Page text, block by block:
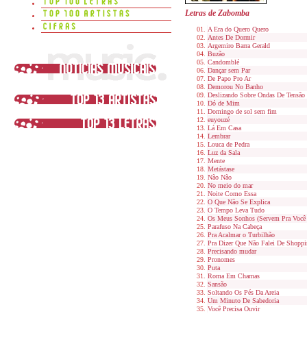
Letras de Zabomba
A Era do Quero Quero
Antes De Dormir
Argemiro Barra Gerald
Buzão
Candomblé
Dançar sem Par
De Papo Pro Ar
Demorou No Banho
Deslizando Sobre Ondas De Tensão
Dó de Mim
Domingo de sol sem fim
euyouzé
Lá Em Casa
Lembrar
Louca de Pedra
Luz da Sala
Mente
Metástase
Não Não
No meio do mar
Noite Como Essa
O Que Não Se Explica
O Tempo Leva Tudo
Os Meus Sonhos (Servem Pra
Parafuso Na Cabeça
Pra Acalmar o Turbilhão
Pra Dizer Que Não Falei De
Precisando mudar
Pronomes
Puta
Roma Em Chamas
Sansão
Soltando Os Pés Da Areia
Um Minuto De Sabedoria
Você Precisa Ouvir